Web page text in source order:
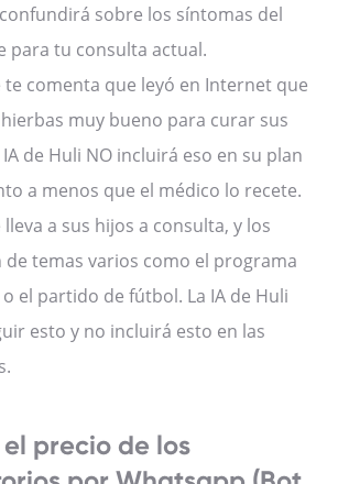
sobre los síntomas del
para tu consulta actual.
te comenta que leyó en Internet que
muy bueno para curar sus
de Huli NO incluirá eso en su plan
a menos que el médico lo recete.
a sus hijos a consulta, y los
de temas varios como el programa
el partido de fútbol. La IA de Huli
esto y no incluirá esto en las
el precio de los